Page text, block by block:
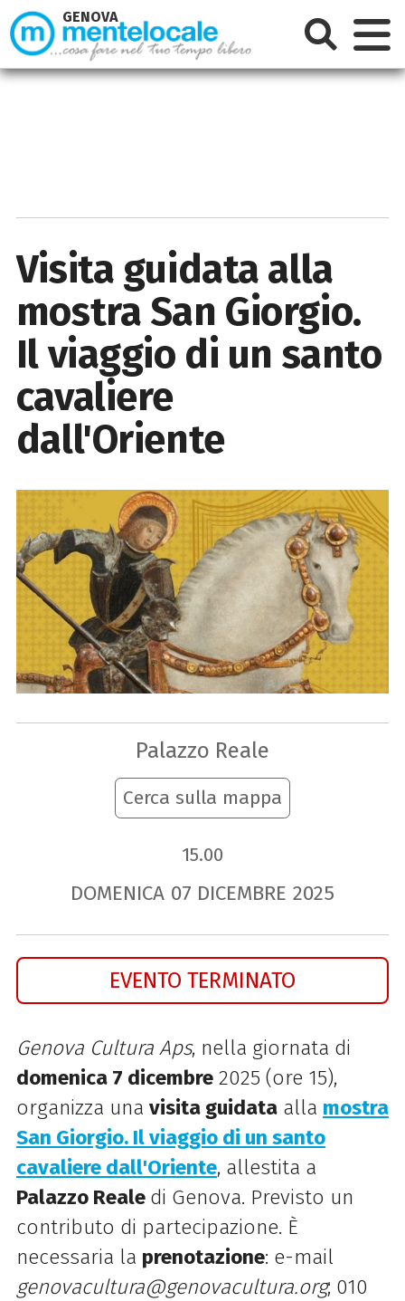
Visita guidata alla
mostra San Giorgio.
Il viaggio di un santo
cavaliere
dall'Oriente
Palazzo Reale
Cerca sulla mappa
15.00
DOMENICA 07 DICEMBRE 2025
EVENTO TERMINATO
Genova Cultura Aps, nella giornata di
domenica 7 dicembre2025 (ore 15),
organizza una visita guidataalla mostra
San Giorgio. Il viaggio di un santo
cavaliere dall'Oriente, allestita a
Palazzo Reale di Genova. Previsto un
contributo di partecipazione. È
necessaria la prenotazione: e-mail
genovacultura@genovacultura.org; 010
GENOVA